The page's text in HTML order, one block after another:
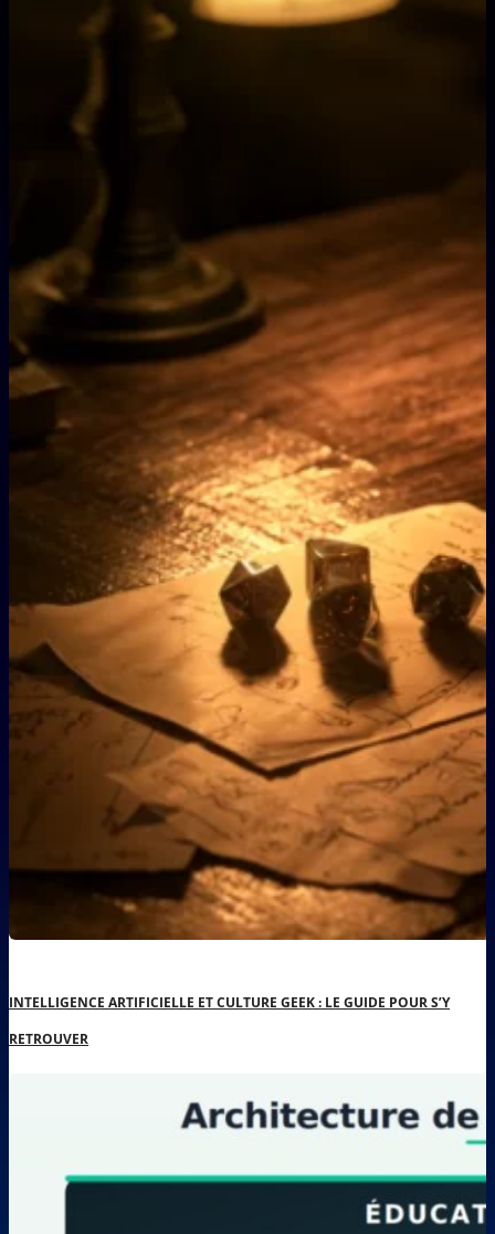
INTELLIGENCE ARTIFICIELLE ET CULTURE GEEK : LE GUIDE POUR S’Y
RETROUVER